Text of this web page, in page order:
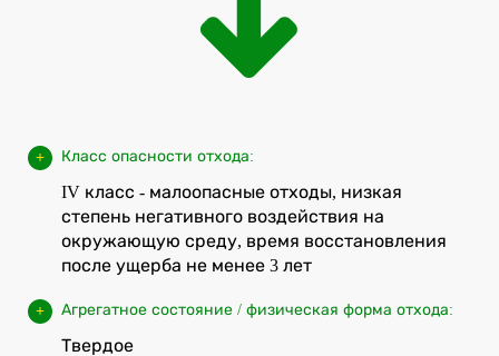
Класс опасности отхода:
IV класс - малоопасные отходы, низкая
степень негативного воздействия на
окружающую среду, время восстановления
после ущерба не менее 3 лет
Агрегатное состояние / физическая форма отхода:
Твердое